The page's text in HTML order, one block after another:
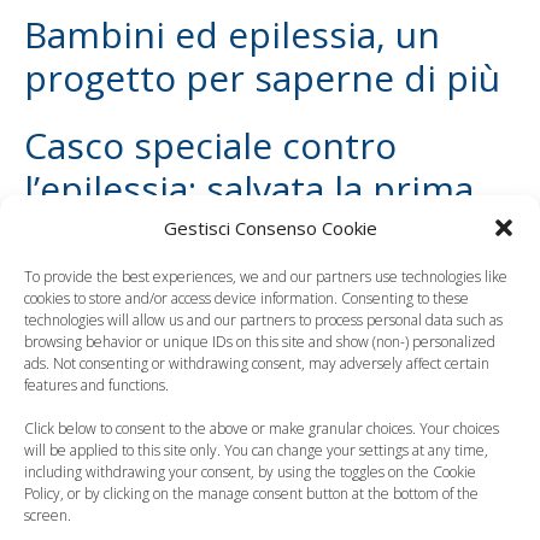
Gestisci Consenso Cookie
To provide the best experiences, we and our partners use technologies like
cookies to store and/or access device information. Consenting to these
technologies will allow us and our partners to process personal data such as
browsing behavior or unique IDs on this site and show (non-) personalized
ads. Not consenting or withdrawing consent, may adversely affect certain
features and functions.
Click below to consent to the above or make granular choices. Your choices
will be applied to this site only. You can change your settings at any time,
including withdrawing your consent, by using the toggles on the Cookie
Policy, or by clicking on the manage consent button at the bottom of the
screen.
Bambini ed epilessia, un
progetto per saperne di più
Casco speciale contro
l’epilessia: salvata la prima
bambina di 5 anni
Photo Credit | Thinkstock
Leggi anche:
Pelle dei neonati, il